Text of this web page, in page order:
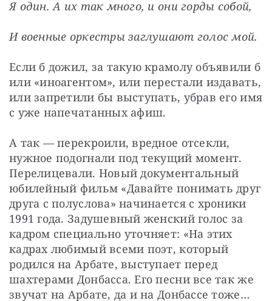
Я один. А их так много, и они горды собой,
И военные оркестры заглушают голос мой.
Если б дожил, за такую крамолу объявили б
или «иноагентом», или перестали издавать,
или запретили бы выступать, убрав его имя
с уже напечатанных афиш.
А так — перекроили, вредное отсекли,
нужное подогнали под текущий момент.
Перелицевали. Новый документальный
юбилейный фильм «Давайте понимать друг
друга с полуслова» начинается с хроники
1991 года. Задушевный женский голос за
кадром специально уточняет: «На этих
кадрах любимый всеми поэт, который
родился на Арбате, выступает перед
шахтерами Донбасса. Его песни все так же
звучат на Арбате, да и на Донбассе тоже…